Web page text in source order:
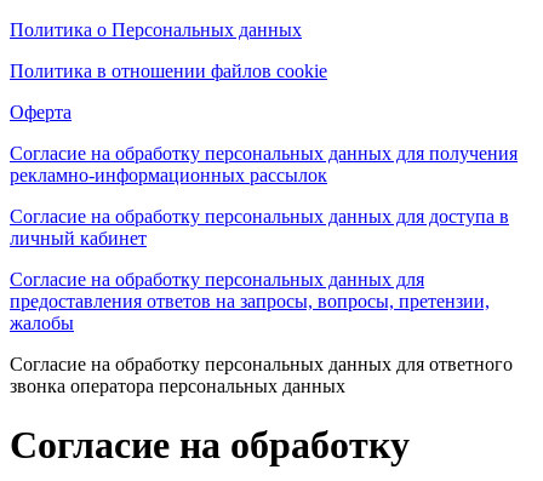
Политика о Персональных данных
Политика в отношении файлов cookie
Оферта
Согласие на обработку персональных данных для получения
рекламно-информационных рассылок
Согласие на обработку персональных данных для доступа в
личный кабинет
Согласие на обработку персональных данных для
предоставления ответов на запросы, вопросы, претензии,
жалобы
Согласие на обработку персональных данных для ответного
звонка оператора персональных данных
Согласие на обработку